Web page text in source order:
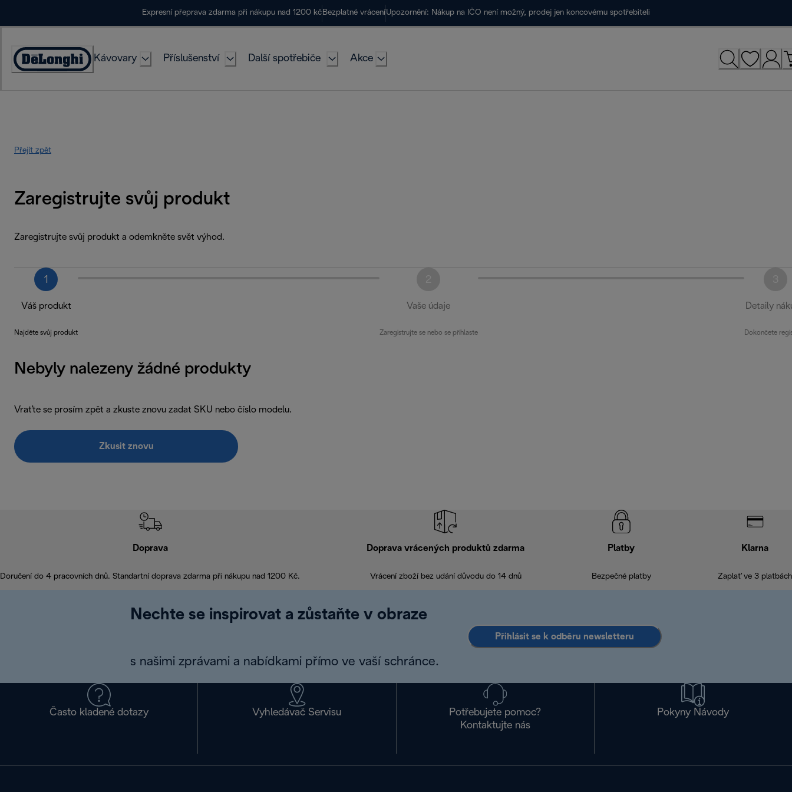
Expresní přeprava zdarma při nákupu nad 1200 kč Bezplatné vráceníUpozornění: Nákup na IČO není možný, prodej jen koncovému spotřebiteli
Accessibility
Kávovary Příslušenství Další spotřebiče Akce
Přejít zpět
Zaregistrujte svůj produkt
Zaregistrujte svůj produkt a odemkněte svět výhod.
1
Váš produkt
Najděte svůj produkt
Vaše údaje
Zaregistrujte se nebo se přihlaste
Detaily
Dokončete
Nebyly nalezeny žádné produkty
Vraťte se prosím zpět a zkuste znovu zadat SKU nebo číslo modelu.
Zkusit znovu
Doprava
Doručení do 4 pracovních dnů. Standartní doprava zdarma při nákupu nad 1200 Kč.
Doprava vrácených produktů zdarma
Vrácení zboží bez udání důvodu do 14 dnů
Platby
Bezpečné platby
Klarna
Zaplať ve 3 platbách
Nechte se inspirovat a zůstaňte v obraze
s našimi zprávami a nabídkami přímo ve vaší schránce.
Přihlásit se k odběru newsletteru
Často kladené dotazy Vyhledávač Servisu
Potřebujete pomoc?
Kontaktujte nás
Pokyny Návody